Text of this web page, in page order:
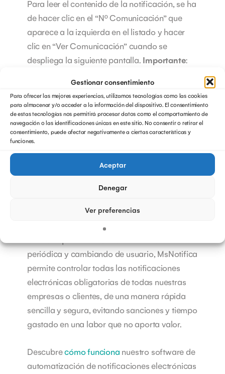
Gestionar consentimiento
Para ofrecer las mejores experiencias, utilizamos tecnologías como las cookies
para almacenar y/o acceder a la información del dispositivo. El consentimiento
de estas tecnologías nos permitirá procesar datos como el comportamiento de
navegación o las identificaciones únicas en este sitio. No consentir o retirar el
consentimiento, puede afectar negativamente a ciertas características y
funciones.
Aceptar
Denegar
Ver preferencias
Para leer el contenido de la notificación, se ha
de hacer clic en el “Nº Comunicación” que
aparece a la izquierda en el listado y hacer
clic en “Ver Comunicación” cuando se
despliega la siguiente pantalla. Importante:
es necesario tener instalado algún tipo de
visor de documentos en PDF. Por ejemplo, un
visor de PDF muy común es el Adobe Reader,
apto para leer estas notificaciones
electrónicas.
¿Cómo simplificar la
consulta de Notificaciones
electrónicas?
Para poder unificar todas las notificaciones,
periódica y cambiando de usuario, MsNotifica
permite controlar todas las notificaciones
electrónicas obligatorias de todas nuestras
empresas o clientes, de una manera rápida
sencilla y segura, evitando sanciones y tiempo
gastado en una labor que no aporta valor.
Descubrecómo funciona nuestro software de
automatización de notificaciones electrónicas